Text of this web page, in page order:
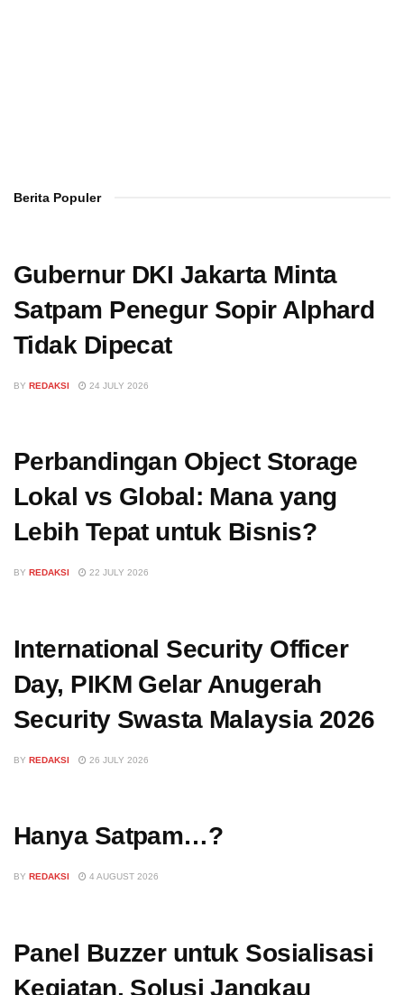
Berita Populer
Gubernur DKI Jakarta Minta
Satpam Penegur Sopir Alphard
Tidak Dipecat
BY REDAKSI 24 JULY 2026
Perbandingan Object Storage
Lokal vs Global: Mana yang
Lebih Tepat untuk Bisnis?
BY REDAKSI 22 JULY 2026
International Security Officer
Day, PIKM Gelar Anugerah
Security Swasta Malaysia 2026
BY REDAKSI 26 JULY 2026
Hanya Satpam…?
BY REDAKSI 4 AUGUST 2026
Panel Buzzer untuk Sosialisasi
Kegiatan, Solusi Jangkau